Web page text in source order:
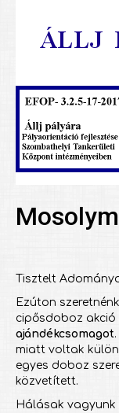
Tisztelt
Ezúton
cipősdoboz akció
ajándékcsomagot
miatt voltak
egyes doboz
közvetített.
Hálásak vagyunk